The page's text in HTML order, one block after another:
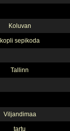
Koluvan
kopli sepikoda
Tallinn
Viljandimaa
tartu